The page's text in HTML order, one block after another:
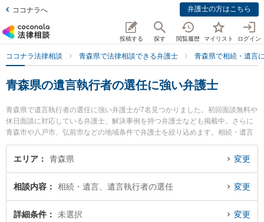
ココナラへ 弁護士の方はこちら
投稿する 探す 閲覧履歴 マイリスト ログイン
ココナラ法律相談 青森県で法律相談できる弁護士 青森県で相続・遺言
青森県の遺言執行者の選任に強い弁護士
青森県で遺言執行者の選任に強い弁護士が7名見つかりました。初回面談無料や
休日面談に対応している弁護士、解決事例を持つ弁護士なども掲載中。さらに
青森市や八戸市、弘前市などの地域条件で弁護士を絞り込めます。相続・遺言
に関係する家族間の相続トラブルや認知症の相続、遺産分割等の細かな分野で
の絞り込み検索もでき便利です。特に雪のまち法律事務所の三上 大介弁護士や
みなどが注目されています。『青森県で土日や夜間に発生した遺言執行者の選
任のトラブルを今すぐに弁護士に相談したい』『遺言執行者の選任のトラブル
解決の実績豊富な近くの弁護士を検索したい』『初回相談無料で遺言執行者の
エリア 青森県 変更
相談内容 相続・遺言、遺言執行者の選任 変更
詳細条件 未選択 変更